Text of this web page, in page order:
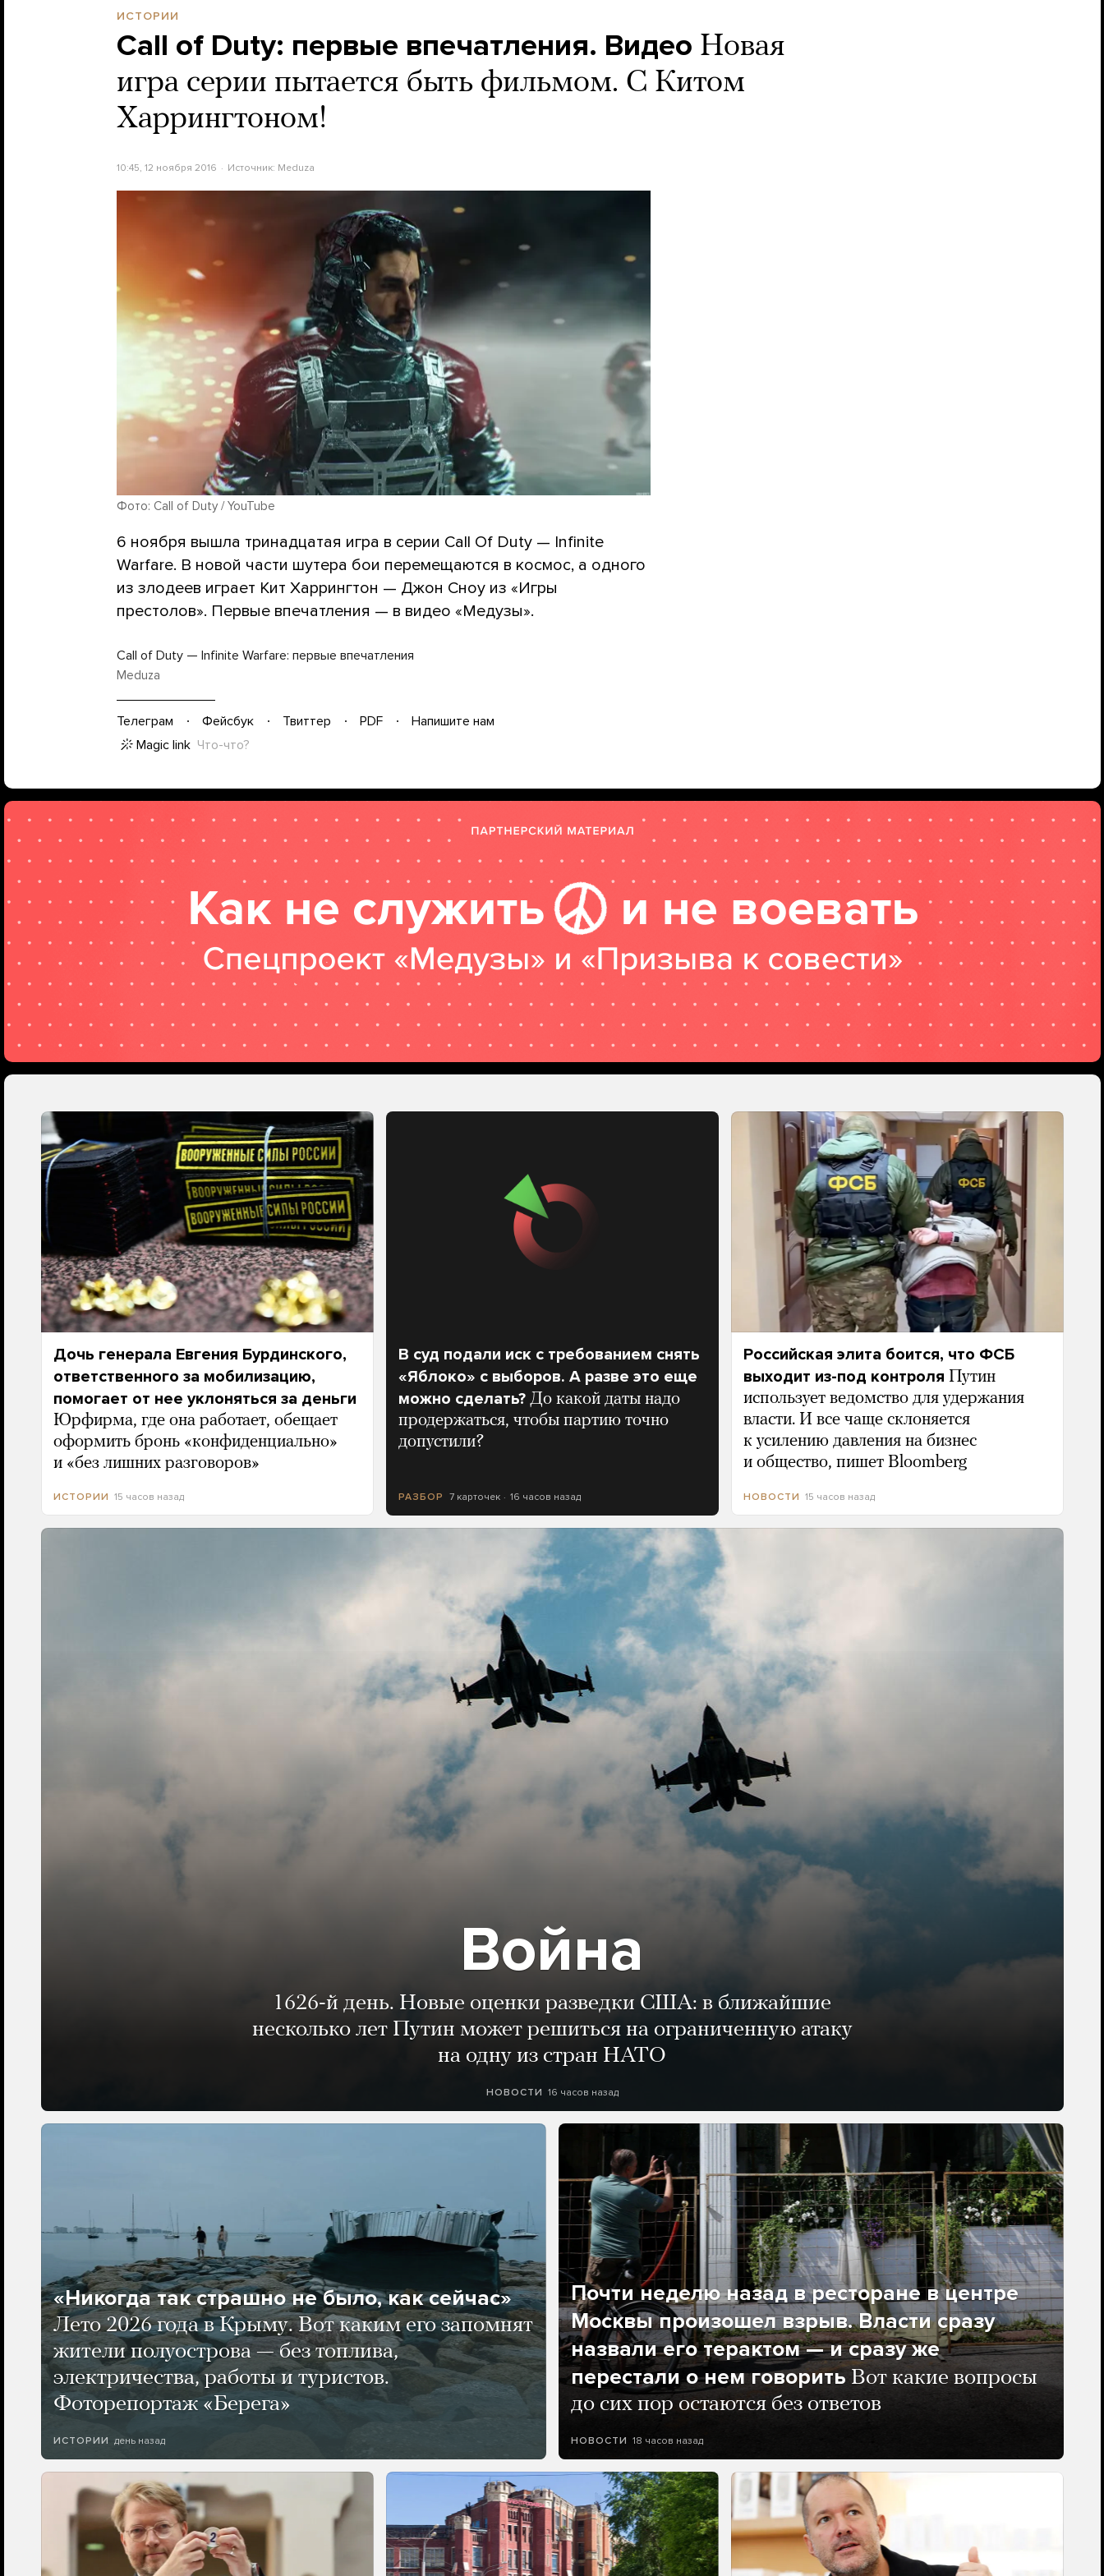
ИСТОРИИ
Call of Duty: первые впечатления. Видео Новая
игра серии пытается быть фильмом. С Китом
Харрингтоном!
10:45, 12 ноября 2016 Источник: Meduza
Фото: Call of Duty / YouTube
6 ноября вышла тринадцатая игра в серии Call Of Duty — Infinite
Warfare. В новой части шутера бои перемещаются в космос, а одного
из злодеев играет Кит Харрингтон — Джон Сноу из «Игры
престолов». Первые впечатления — в видео «Медузы».
Call of Duty — Infinite Warfare: первые впечатления
Meduza
Телеграм Фейсбук Твиттер PDF
Напишите нам
Magic link Что-что?
Дочь генерала Евгения Бурдинского,
ответственного за мобилизацию,
помогает от нее уклоняться за деньги
Юрфирма, где она работает, обещает
оформить бронь «конфиденциально»
и «без лишних разговоров»
ИСТОРИИ 15 часов назад
В суд подали иск с требованием снять
«Яблоко» с выборов. А разве это еще
можно сделать? До какой даты надо
продержаться, чтобы партию точно
допустили?
РАЗБОР 7 карточек 16 часов назад
Российская элита боится, что ФСБ
выходит из-под контроля Путин
использует ведомство для удержания
власти. И все чаще склоняется
к усилению давления на бизнес
и общество, пишет Bloomberg
НОВОСТИ 15 часов назад
Война
1626-й день. Новые оценки разведки США: в ближайшие
несколько лет Путин может решиться на ограниченную атаку
на одну из стран НАТО
НОВОСТИ 16 часов назад
«Никогда так страшно не было, как сейчас»
Лето 2026 года в Крыму. Вот каким его запомнят
жители полуострова — без топлива,
электричества, работы и туристов.
Фоторепортаж «Берега»
ИСТОРИИ день назад
Почти неделю назад в ресторане в центре
Москвы произошел взрыв. Власти сразу
назвали его терактом — и сразу же
перестали о нем говорить Вот какие вопросы
до сих пор остаются без ответов
НОВОСТИ 18 часов назад